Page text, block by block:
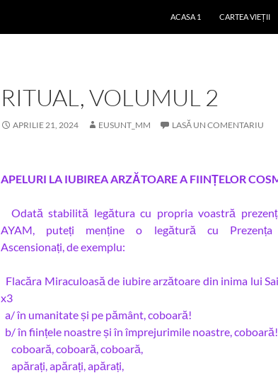
ACASA 1 CARTEA VIEȚII
RITUAL, VOLUMUL 2
APRILIE 21, 2024 EUSUNT_MM LASĂ UN COMENTARIU
APELURI LA IUBIREA ARZĂTOAREA FIINȚELOR
Odată stabilită legătura cu propria voastră
AYAM, puteți menține o legătură cu Prezența
Ascensionați, de exemplu:
Flacăra Miraculoasă de iubire arzătoare din inima lui
x3
a/ în umanitate și pe pământ, coboară!
b/ în ființele noastre și în împrejurimile noastre, coboară!
coboară, coboară, coboară,
apărați, apărați, apărați,